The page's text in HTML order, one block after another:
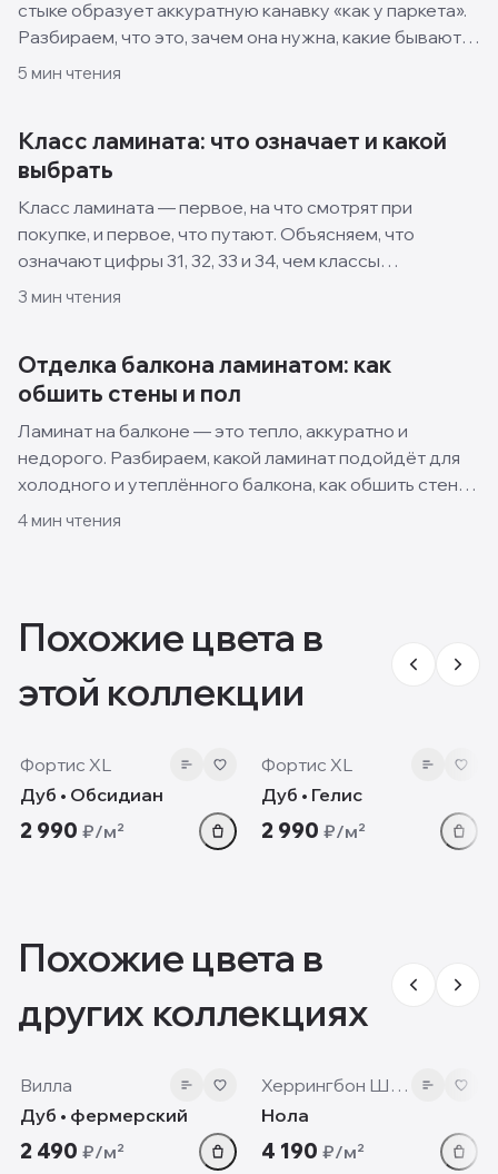
стыке образует аккуратную канавку «как у паркета».
Разбираем, что это, зачем она нужна, какие бывают
виды и когда лучше взять ламинат без фаски.
5 мин чтения
Класс ламината: что означает и какой
выбрать
Класс ламината — первое, на что смотрят при
покупке, и первое, что путают. Объясняем, что
означают цифры 31, 32, 33 и 34, чем классы
отличаются и какой выбрать для квартиры, кухни и
3 мин чтения
Отделка балкона ламинатом: как
обшить стены и пол
Ламинат на балконе — это тепло, аккуратно и
недорого. Разбираем, какой ламинат подойдёт для
холодного и утеплённого балкона, как обшить стены
и пол своими руками и какие решения смотрятся
4мин чтения
Похожие цвета в
этой коллекции
Фортис XL
Дуб • Обсидиан
2 990 ₽/м²
Фортис XL
Дуб • Гелис
2 990 ₽/м²
Похожие цвета в
других коллекциях
12mm
Вилла
Дуб • фермерский
2 490 ₽/м²
12 мм
Херрингбон Шеврон
Нола
4 190 ₽/м²